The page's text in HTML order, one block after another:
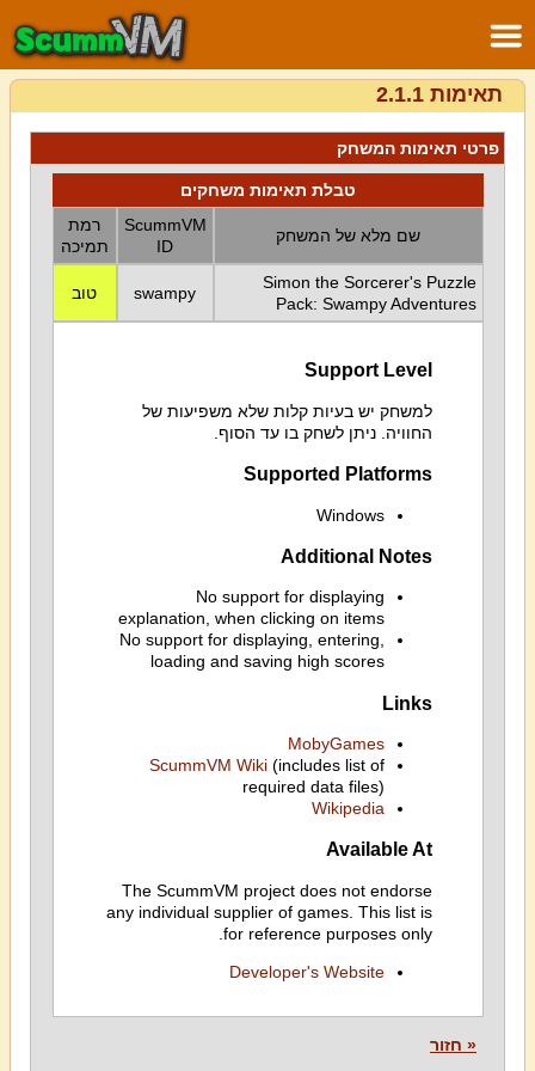
תאימות 2.1.1
פרטי תאימות המשחק
טבלת תאימות משחקים
שם מלא של המשחק
ScummVM
ID
רמת
תמיכה
Simon the Sorcerer's Puzzle
Pack: Swampy Adventures
swampy טוב
Support Level
למשחק יש בעיות קלות שלא משפיעות של
החוויה. ניתן לשחק בו עד הסוף.
Supported Platforms
Windows
Additional Notes
No support for displaying
explanation, when clicking on items
No support for displaying, entering,
loading and saving high scores
Links
MobyGames
ScummVM Wiki(includes list of
required data files)
Wikipedia
Available At
The ScummVM project does not endorse
any individual supplier of games. This list is
for reference purposes only.
Developer's Website
« חזור